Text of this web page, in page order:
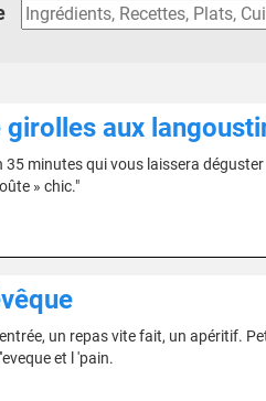
aux
35 minutes qui vous laissera
» chic."
un repas vite fait, un apéritif.
et l 'pain.